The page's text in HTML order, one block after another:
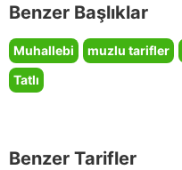
Benzer Başlıklar
Muhallebi muzlu tarifler
Tatlı
Benzer Tarifler